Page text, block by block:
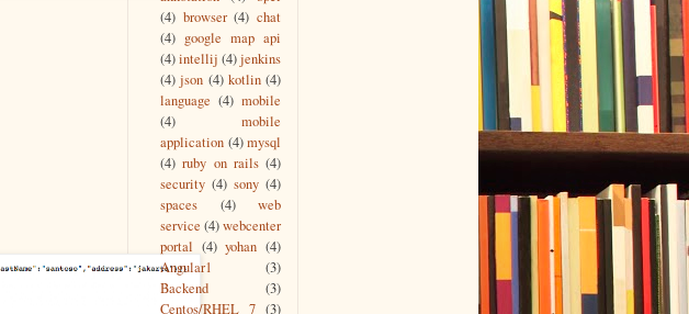
(4) browser (4) chat
(4) google map api
(4)intellij (4)jenkins
(4) json (4) kotlin (4)
language (4) mobile
(4)
mobile
application (4) mysql
(4) ruby on rails (4)
security (4) sony (4)
spaces
(4)
web
service (4)webcenter
portal (4) yohan (4)
Angular1
(3)
Backend
(3)
Centos/RHEL 7 (3)